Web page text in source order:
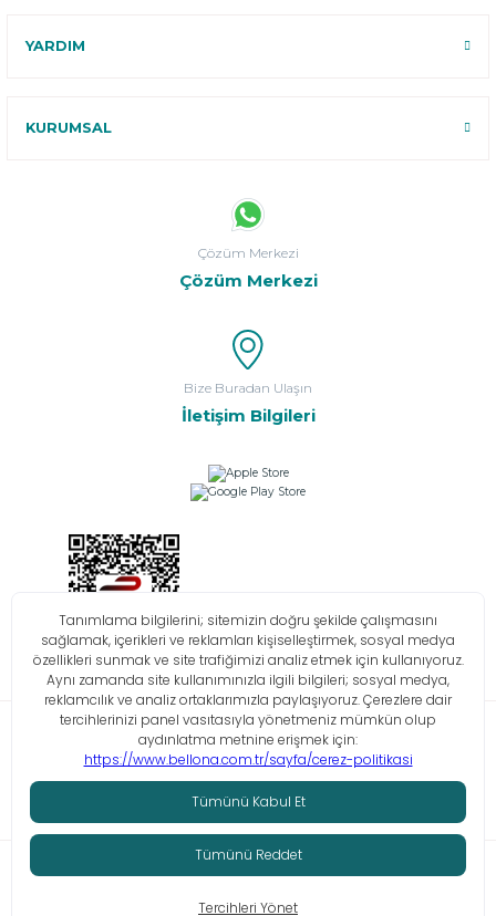
YARDIM
KURUMSAL
Çözüm Merkezi
Çözüm Merkezi
Bize Buradan Ulaşın
İletişim Bilgileri
Bilgi Toplumu Hizmetleri KVKK Çerez Politikası İşlem Rehberi
© Tüm hakları saklıdır. Bellona 2026